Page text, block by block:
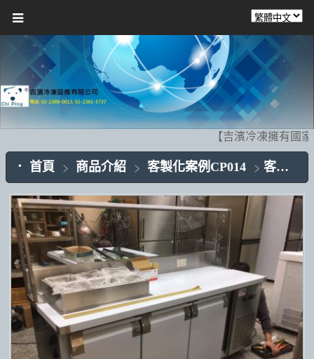
【吉濱冷凍擁有國
首頁 商品介紹 客製化案例CP014 客製化案例-披薩台 CP014-03